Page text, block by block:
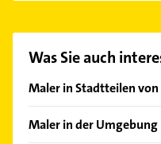
finden Sie alle
Was Sie auch
Maler in Stadtteilen von
Oberachern
Maler in der Umgebung